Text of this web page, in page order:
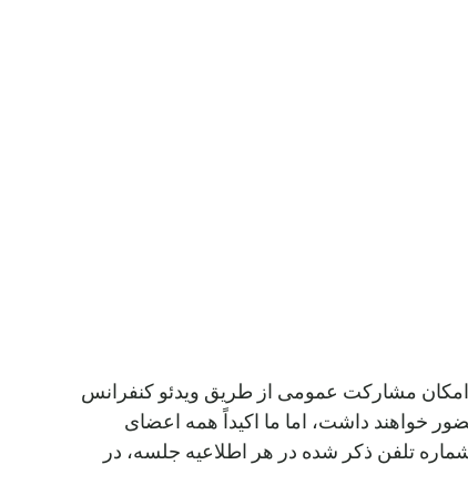
مشارکت عمومی از طریق ویدئو کنفرانس
خواهند داشت، اما ما اکیداً همه اعضای
تلفن ذکر شده در هر اطلاعیه جلسه، در